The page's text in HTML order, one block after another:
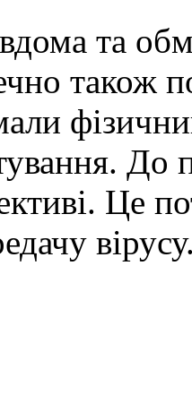
та
також
Це